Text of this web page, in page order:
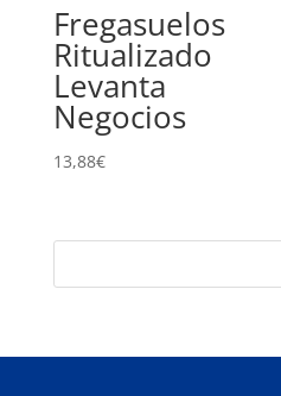
Fregasuelos
Ritualizado
Levanta
Negocios
13,88€